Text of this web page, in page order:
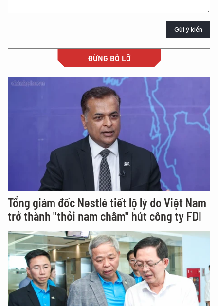
Gửi ý kiến
ĐỪNG BỎ LỠ
Tổng giám đốc Nestlé tiết lộ lý do Việt Nam
trở thành "thỏi nam châm" hút công ty FDI